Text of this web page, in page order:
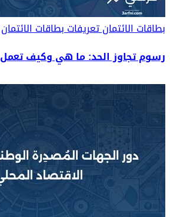
بطاقات الائتمانتعريفات بطاقات الائتمان
رسوم تجاوز الحد: ما هي وكيف تعمل